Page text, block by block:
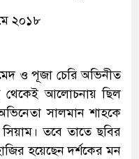
২০১৮
ও পূজা চেরি অভিনীত
আলোচনায় ছিল
সালমান শাহকে
তবে তাতে ছবির
হয়েছেন দর্শকের মন